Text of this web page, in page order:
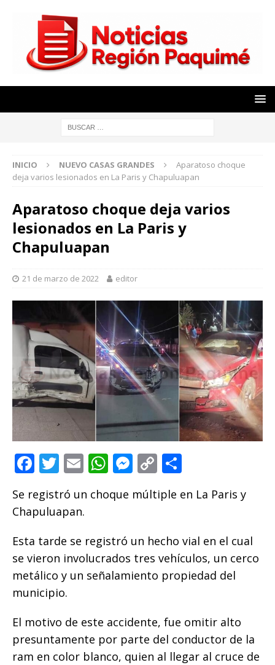
INICIO NUEVO CASAS GRANDES
Aparatoso choque
deja varios lesionados en La Paris y Chapuluapan
Aparatoso choque deja varios
lesionados en La Paris y
Chapuluapan
21 de marzo de 2022 editor
F
c
e
b
o
o
k
T
w
it
te
r
E
m
ai
l
W
at
A
p
p
M
ss
n
g
e
C
o
p
Li
n
k
m
ar
ti
r
Se registró un choque múltiple en La Paris y
Chapuluapan.
Esta tarde se registró un hecho vial en el cual
se vieron involucrados tres vehículos, un cerco
metálico y un señalamiento propiedad del
municipio.
El motivo de este accidente, fue omitir alto
presuntamente por parte del conductor de la
ram en color blanco, quien al llegar al cruce de